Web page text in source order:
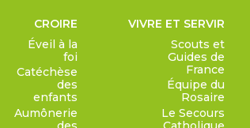
CROIRE
Éveil à la
foi
Catéchèse
des
enfants
Aumônerie
VIVRE ET SERVIR
Scouts et
Guides de
France
Équipe du
Rosaire
Le Secours